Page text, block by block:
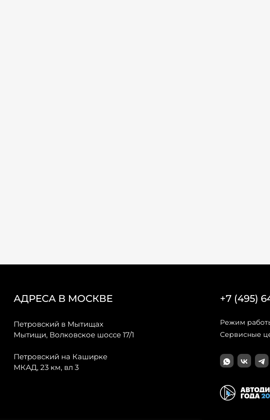
АДРЕСА В МОСКВЕ
Петровский в Мытищах
Мытищи, Волковское шоссе 17/1
Петровский на Каширке
МКАД, 23 км, вл 3
+7 (495)
Режим
Сервисные